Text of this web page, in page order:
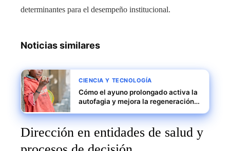
determinantes para el desempeño institucional.
Noticias similares
CIENCIA Y TECNOLOGÍA
Cómo el ayuno prolongado activa la
autofagia y mejora la regeneración
Dirección en entidades de salud y